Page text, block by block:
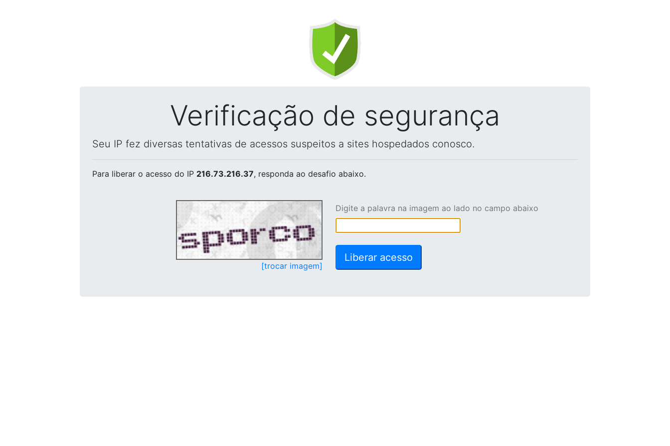
Verificação de segurança
Seu IP fez diversas tentativas de acessos suspeitos a sites hospedados conosco.
Para liberar o acesso do IP 216.73.216.37, responda ao desafio abaixo.
[trocar imagem]
Digite a palavra na imagem ao lado no campo abaixo